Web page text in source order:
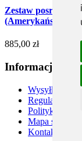
Zestaw
(Amerykański)
885,00 zł
Informacje
Wysyłka
Regulamin
Polityka
Mapa strony
Kontakt